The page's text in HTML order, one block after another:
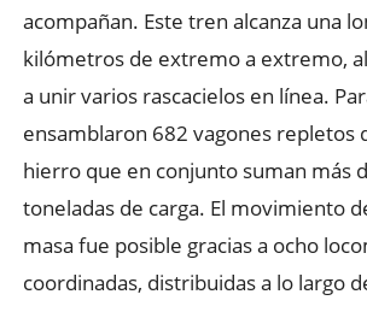
acompañan. Este tren alcanza una
kilómetros de extremo a extremo,
a unir varios rascacielos en línea.
ensamblaron 682 vagones repletos
hierro que en conjunto suman más
toneladas de carga. El movimiento
masa fue posible gracias a ocho
coordinadas, distribuidas a lo largo